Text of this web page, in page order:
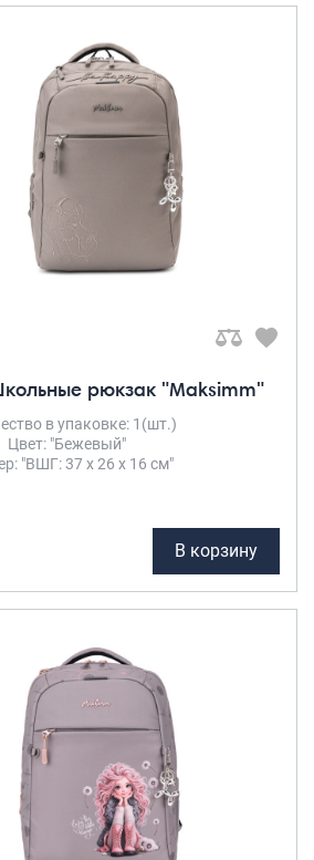
рюкзак "Maksimm"
в упаковке: 1(шт.)
Цвет: "Бежевый"
"ВШГ: 37 х 26 х 16 см"
В корзину